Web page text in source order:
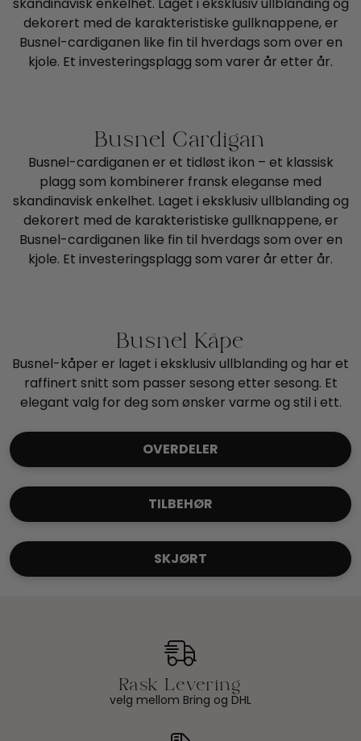
skandinavisk enkelhet. Laget i eksklusiv ullblanding og
dekorert med de karakteristiske gullknappene, er
Busnel-cardiganen like fin til hverdags som over en
kjole. Et investeringsplagg som varer år etter år.
Busnel Cardigan
Busnel-cardiganen er et tidløst ikon – et klassisk
plagg som kombinerer fransk eleganse med
skandinavisk enkelhet. Laget i eksklusiv ullblanding og
dekorert med de karakteristiske gullknappene, er
Busnel-cardiganen like fin til hverdags som over en
kjole. Et investeringsplagg som varer år etter år.
Busnel Kåpe
Busnel-kåper er laget i eksklusiv ullblanding og har et
raffinert snitt som passer sesong etter sesong. Et
elegant valg for deg som ønsker varme og stil i ett.
OVERDELER
TILBEHØR
SKJØRT
velg mellom Bring og DHL